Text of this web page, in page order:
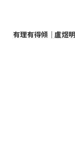
有理有得傾｜盧煜明